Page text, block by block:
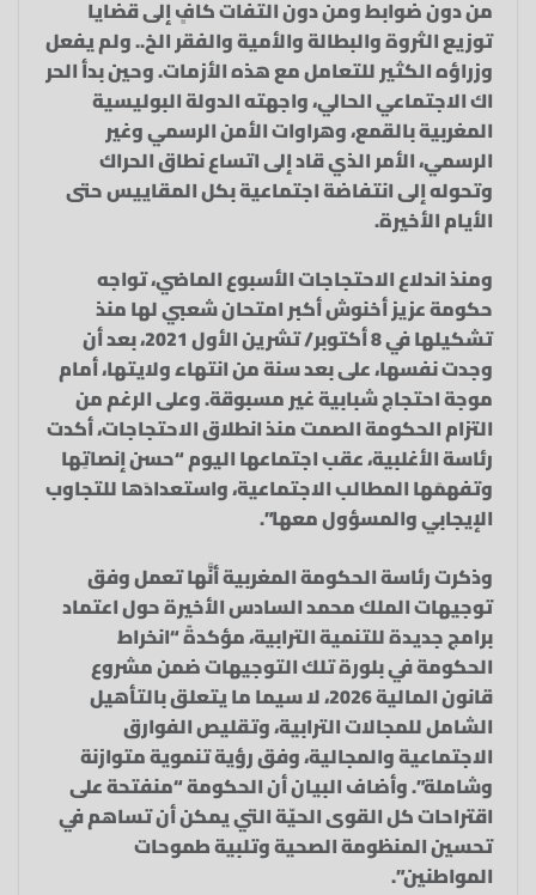
من دون ضوابط ومن دون التفات كافٍ إلى قضايا
توزيع الثروة والبطالة والأمية والفقر الخ.. ولم يفعل
وزراؤه الكثير للتعامل مع هذه الأزمات. وحين بدأ الحر
اك الاجتماعي الحالي، واجهته الدولة البوليسية
المغربية بالقمع، وهراوات الأمن الرسمي وغير
الرسمي، الأمر الذي قاد إلى اتساع نطاق الحراك
وتحوله إلى انتفاضة اجتماعية بكل المقاييس حتى
الأيام الأخيرة.
ومنذ اندلاع الاحتجاجات الأسبوع الماضي، تواجه
حكومة عزيز أخنوش أكبر امتحان شعبي لها منذ
تشكيلها في 8 أكتوبر/ تشرين الأول 2021، بعد أن
وجدت نفسها، على بعد سنة من انتهاء ولايتها، أمام
موجة احتجاج شبابية غير مسبوقة. وعلى الرغم من
التزام الحكومة الصمت منذ انطلاق الاحتجاجات، أكدت
رئاسة الأغلبية، عقب اجتماعها اليوم “حسن إنصاتِها
وتفهمَها المطالب الاجتماعية، واستعدادَها للتجاوب
الإيجابي والمسؤول معها”.
وذكرت رئاسة الحكومة المغربية أنَّها تعمل وفق
توجيهات الملك محمد السادس الأخيرة حول اعتماد
برامج جديدة للتنمية الترابية، مؤكدةً “انخراط
الحكومة في بلورة تلك التوجيهات ضمن مشروع
قانون المالية 2026، لا سيما ما يتعلق بالتأهيل
الشامل للمجالات الترابية، وتقليص الفوارق
الاجتماعية والمجالية، وفق رؤية تنموية متوازنة
وشاملة”. وأضاف البيان أن الحكومة “منفتحة على
اقتراحات كل القوى الحيّة التي يمكن أن تساهم في
تحسين المنظومة الصحية وتلبية طموحات
المواطنين”.